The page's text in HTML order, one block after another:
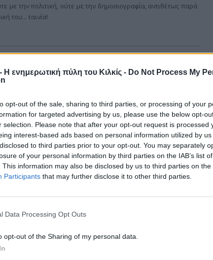
Η ενημερωτική πύλη του Κιλκίς - Do Not Process My
opt-out of the sale, sharing to third parties, or processing of your
for targeted advertising by us, please use the below opt-
selection. Please note that after your opt-out request is processed
interest-based ads based on personal information utilized by
to third parties prior to your opt-out. You may separately
of your personal information by third parties on the IAB’s list
This information may also be disclosed by us to third parties on the
Participants that may further disclose it to other third parties.
Data Processing Opt Outs
opt-out of the Sharing of my personal data.
με την πολιτική, ούτε με την δημοσιογραφία, αντιθέτως παρά
του... ταινία!
Ευρωπό Κιλκίς
γνωρίσαμε την οικογένεια Κουμαρτζή, που τις κατασκευάζει.
με τις αρχαίες λύρες ήταν η επί μία δεκαετία και
μου με την παραδοσιακή οργανοποιία...
Πολυκάστρου
και Περιχώρων «Οι Ακρίτες» διοργανώνει την Κυριακή 25
Σπίτι του Πόντου μια εκδήλωση-αφιέρωμα για τα 50 χρόνια